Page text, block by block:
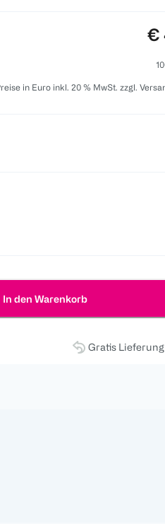
€
in Euro inkl. 20 % MwSt. zzgl.
In den Warenkorb
Gratis